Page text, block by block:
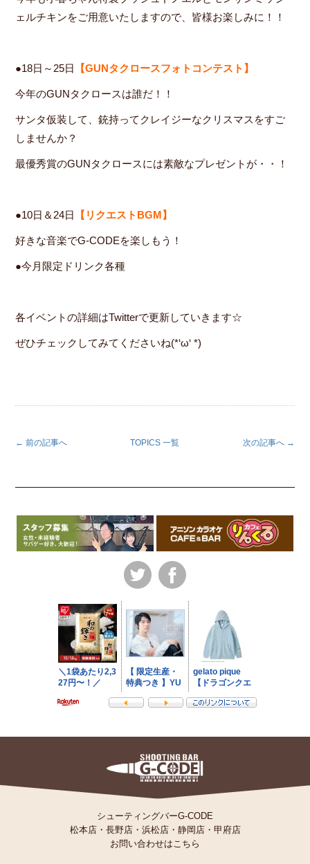
ェルチキンをご用意いたしますので、皆様お楽しみに！！
●18日～25日 【GUNタクロースフォトコンテスト】
今年のGUNタクロースは誰だ！！
サンタ仮装して、銃持ってクレイジーなクリスマスをすご
しませんか？
最優秀賞のGUNタクロースには素敵なプレゼントが・・！
●10日＆24日 【リクエストBGM】
好きな音楽でG-CODEを楽しもう！
●今月限定ドリンク各種
各イベントの詳細はTwitterで更新していきます☆
ぜひチェックしてみてくださいね(*‘ω‘ *)
← 前の記事へ 次の記事へ →
TOPICS 一覧
シューティングバーG-CODE
松本店・ 長野店・ 浜松店・ 静岡店・ 甲府店
お問い合わせはこちら